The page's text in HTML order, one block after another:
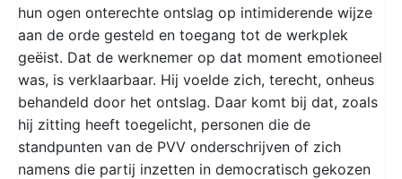
hun ogen onterechte ontslag op intimiderende wijze
aan de orde gesteld en toegang tot de werkplek
geëist. Dat de werknemer op dat moment emotioneel
was, is verklaarbaar. Hij voelde zich, terecht, onheus
behandeld door het ontslag. Daar komt bij dat, zoals
hij zitting heeft toegelicht, personen die de
standpunten van de PVV onderschrijven of zich
namens die partij inzetten in democratisch gekozen